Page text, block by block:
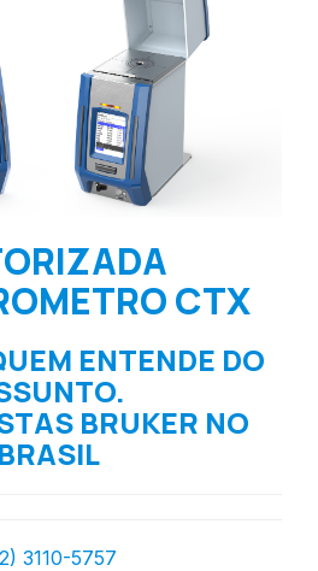
CTX
ENTENDE DO
BRUKER NO
BRASIL
3110-5757